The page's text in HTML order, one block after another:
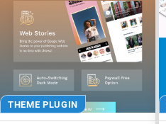
THEME PLUGIN